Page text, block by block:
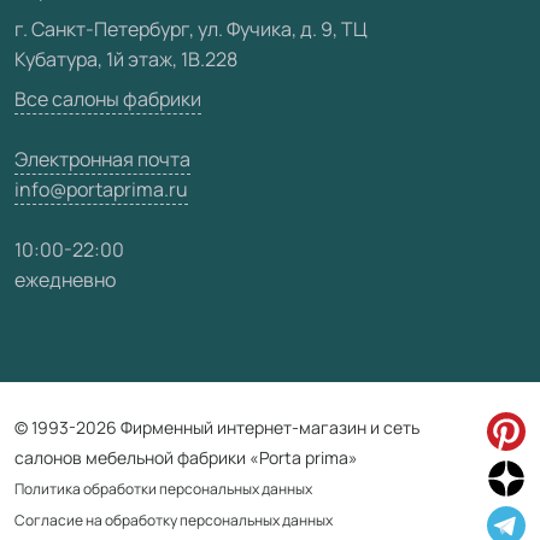
Видео
Карта сайта
г. Санкт-Петербург, ул. Фучика, д. 9, ТЦ
Кубатура, 1й этаж, 1В.228
Все салоны фабрики
Электронная почта
info@portaprima.ru
10:00-22:00
ежедневно
© 1993-2026 Фирменный интернет-магазин и сеть
салонов мебельной фабрики «Porta prima»
Политика обработки персональных данных
Согласие на обработку персональных данных